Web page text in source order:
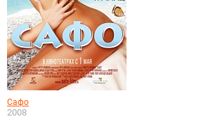
Сафо
2008